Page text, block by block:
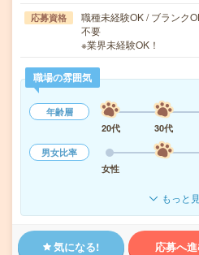
応募資格
職種未経験OK / ブランク
不要
※業界未経験OK！
職場の雰囲気
年齢層
20代
30代
男女比率
女性
もっと
気になる! 応募へ